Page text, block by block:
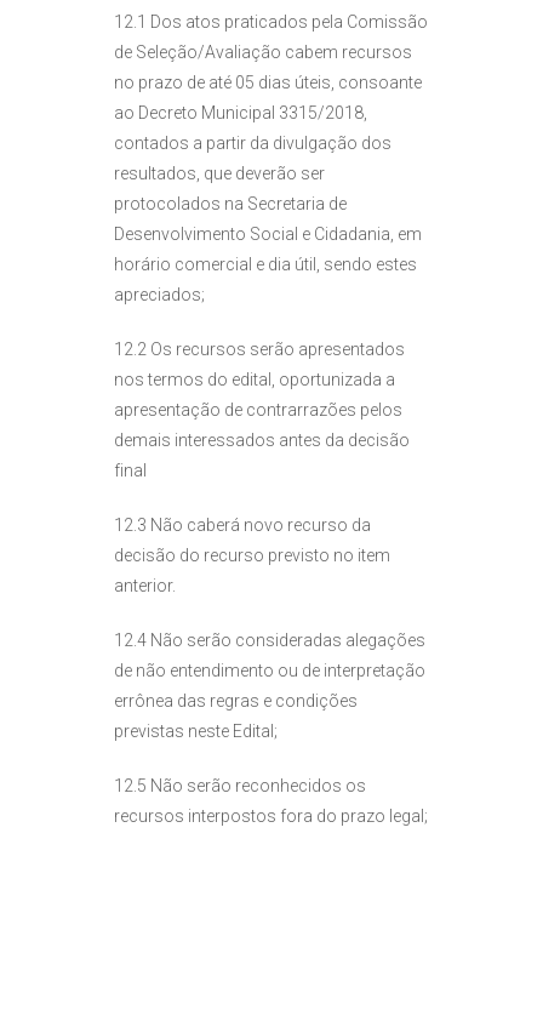
12.1 Dos atos praticados pela Comissão
de Seleção/Avaliação cabem recursos
no prazo de até 05 dias úteis, consoante
ao Decreto Municipal 3315/2018,
contados a partir da divulgação dos
resultados, que deverão ser
protocolados na Secretaria de
Desenvolvimento Social e Cidadania, em
horário comercial e dia útil, sendo estes
apreciados;
12.2 Os recursos serão apresentados
nos termos do edital, oportunizada a
apresentação de contrarrazões pelos
demais interessados antes da decisão
final
12.3 Não caberá novo recurso da
decisão do recurso previsto no item
anterior.
12.4 Não serão consideradas alegações
de não entendimento ou de interpretação
errônea das regras e condições
previstas neste Edital;
12.5 Não serão reconhecidos os
recursos interpostos fora do prazo legal;